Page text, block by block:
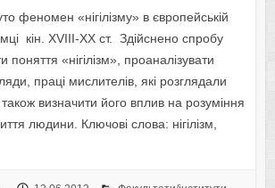
феномен «нігілізму» в європейській
кін. XVIII-XX ст. Здійснено спробу
поняття «нігілізм», проаналізувати
праці мислителів, які розглядали
визначити його вплив на розуміння
людини. Ключові слова: нігілізм,